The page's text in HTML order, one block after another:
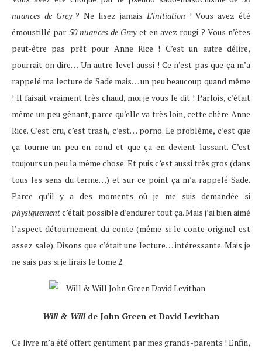
nuances de Grey? Ne lisez jamais L’initiation ! Vous avez été
émoustillé par 50 nuances de Grey et en avez rougi ? Vous n’êtes
peut-être pas prêt pour Anne Rice ! C’est un autre délire,
pourrait-on dire… Un autre level aussi ! Ce n’est pas que ça m’a
rappelé ma lecture de Sade mais… un peu beaucoup quand même
! Il faisait vraiment très chaud, moi je vous le dit ! Parfois, c’était
même un peu gênant, parce qu’elle va très loin, cette chère Anne
Rice. C’est cru, c’est trash, c’est… porno. Le problème, c’est que
ça tourne un peu en rond et que ça en devient lassant. C’est
toujours un peu la même chose. Et puis c’est aussi très gros (dans
tous les sens du terme…) et sur ce point ça m’a rappelé Sade.
Parce qu’il y a des moments où je me suis demandée si
physiquementc’était possible d’endurer tout ça. Mais j’ai bien aimé
l’aspect détournement du conte (même si le conte originel est
assez sale). Disons que c’était une lecture… intéressante. Mais je
ne sais pas si je lirais le tome 2.
Will & Willde John Green et David Levithan
Ce livre m’a été offert gentiment par mes grands-parents ! Enfin,